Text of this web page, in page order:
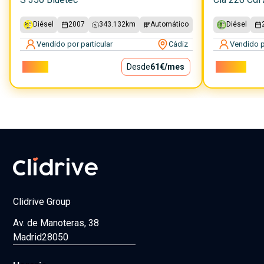
Diésel 2007 343.132km Automático
Vendido por particular Cádiz
Desde61€/mes
Diésel
Vendido
Clidrive Group
Av. de Manoteras, 38
Madrid28050